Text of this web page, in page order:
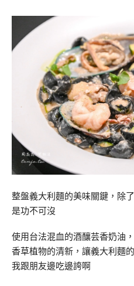
整盤義大利麵的美味關鍵，除
是功不可沒
使用台法混血的酒釀芸香奶油
香草植物的清新，讓義大利麵
我跟朋友邊吃邊誇啊